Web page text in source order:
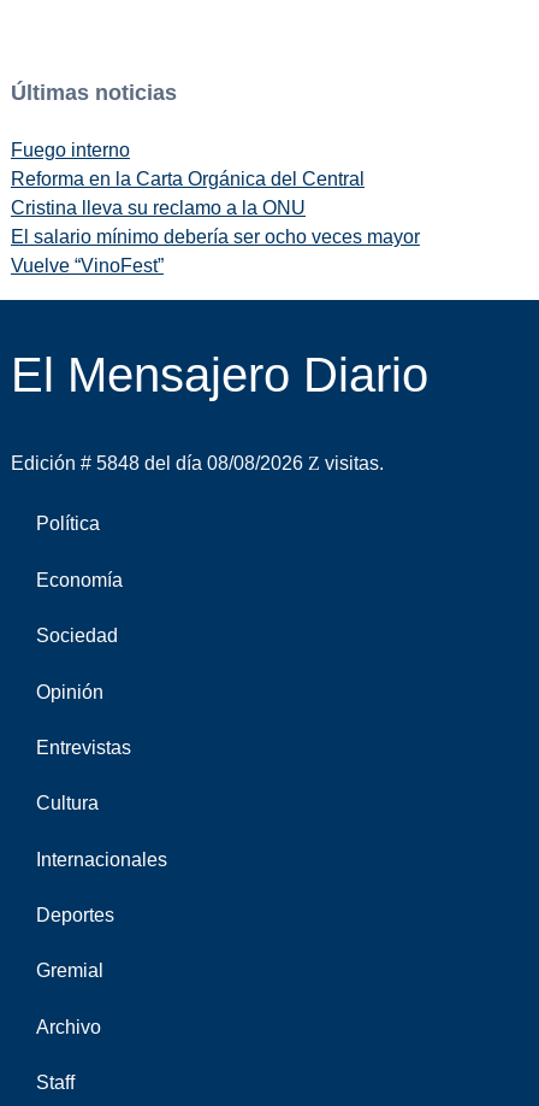
Últimas noticias
Fuego interno
Reforma en la Carta Orgánica del Central
Cristina lleva su reclamo a la ONU
El salario mínimo debería ser ocho veces mayor
Vuelve “VinoFest”
El Mensajero Diario
Edición # 5848 del día 08/08/2026 visitas.
Política
Economía
Sociedad
Opinión
Entrevistas
Cultura
Internacionales
Deportes
Gremial
Archivo
Staff